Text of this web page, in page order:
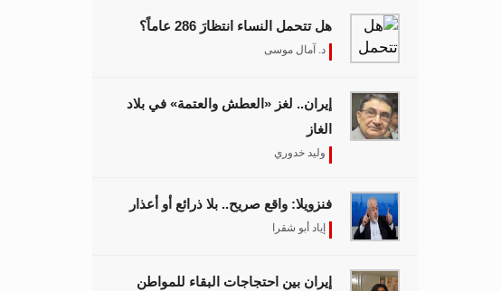
هل تتحمل النساء انتظارَ 286 عاماً؟
د. آمال موسى
إيران.. لغز «العطش والعتمة» في بلاد
الغاز
وليد خدوري
فنزويلا: واقع صريح.. بلا ذرائع أو أعذار
إياد أبو شقرا
إيران بين احتجاجات البقاء للمواطن